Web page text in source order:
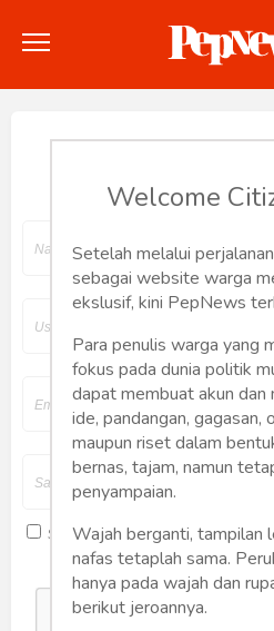
Politik
Konstitusi
Hankam
Internasional
Bisnis
Humaniora
Sketsa
Tekno
Saya setuju denganterm dan kondisi
Welcome
Setelah melalui
sebagai website warga
ekslusif, kini PepNews
Para penulis warga yang
fokus pada dunia politik
dapat membuat akun dan
ide, pandangan, gagasan,
maupun riset dalam
bernas, tajam, namun
penyampaian.
Wajah berganti, tampilan
nafas tetaplah sama.
hanya pada wajah dan
berikut jeroannya.